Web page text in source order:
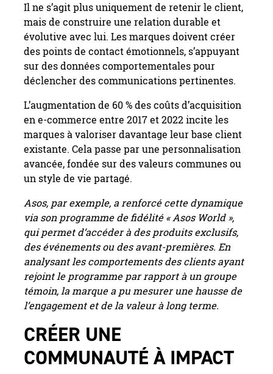
Il ne s’agit plus uniquement de retenir le client,
mais de construire une relation durable et
évolutive avec lui. Les marques doivent créer
des points de contact émotionnels, s’appuyant
sur des données comportementales pour
déclencher des communications pertinentes.
L’augmentation de 60 % des coûts d’acquisition
en e-commerce entre 2017 et 2022 incite les
marques à valoriser davantage leur base client
existante. Cela passe par une personnalisation
avancée, fondée sur des valeurs communes ou
un style de vie partagé.
Asos, par exemple, a renforcé cette dynamique
via son programme de fidélité « Asos World »,
qui permet d’accéder à des produits exclusifs,
des événements ou des avant-premières. En
analysant les comportements des clients ayant
rejoint le programme par rapport à un groupe
témoin, la marque a pu mesurer une hausse de
l’engagement et de la valeur à long terme.
CRÉER UNE
COMMUNAUTÉ À IMPACT